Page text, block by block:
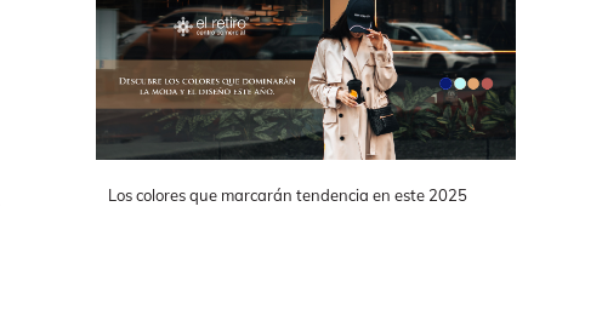
Los colores que marcarán tendencia en este 2025